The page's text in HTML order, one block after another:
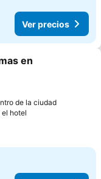
Ver precios
favoritos
en
de la ciudad
el hotel